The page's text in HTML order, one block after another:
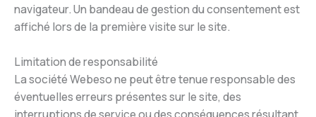
navigateur. Un bandeau de gestion du consentement est
affiché lors de la première visite sur le site.
Limitation de responsabilité
La société Webeso ne peut être tenue responsable des
éventuelles erreurs présentes sur le site, des
interruptions de service ou des conséquences résultant